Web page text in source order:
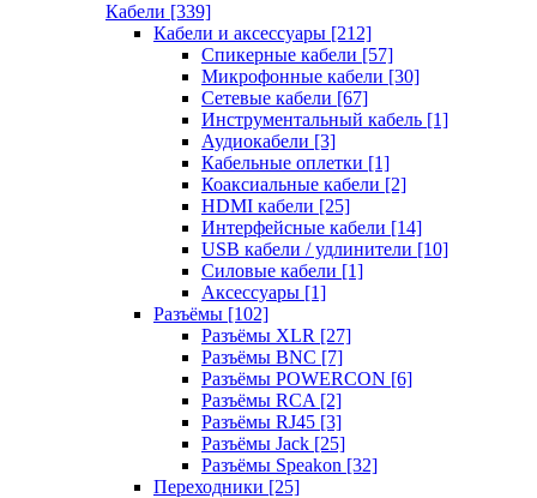
Кабели [339]
Кабели и аксессуары [212]
Спикерные кабели [57]
Микрофонные кабели [30]
Сетевые кабели [67]
Инструментальный кабель [1]
Аудиокабели [3]
Кабельные оплетки [1]
Коаксиальные кабели [2]
HDMI кабели [25]
Интерфейсные кабели [14]
USB кабели / удлинители [10]
Силовые кабели [1]
Аксессуары [1]
Разъёмы [102]
Разъёмы XLR [27]
Разъёмы BNC [7]
Разъёмы POWERCON [6]
Разъёмы RCA [2]
Разъёмы RJ45 [3]
Разъёмы Jack [25]
Разъёмы Speakon [32]
Переходники [25]